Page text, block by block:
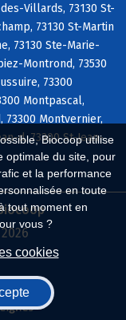
Biocoop utilise
optimale du site, pour
et la performance
en toute
tout moment en
vous ?
cookies
Villards, 73130 St-
73130 St-Martin
73130 Ste-Marie-
Montrond, 73530
73300
Montpascal,
73300 Montvernier,
d, 73300 St-Jean-